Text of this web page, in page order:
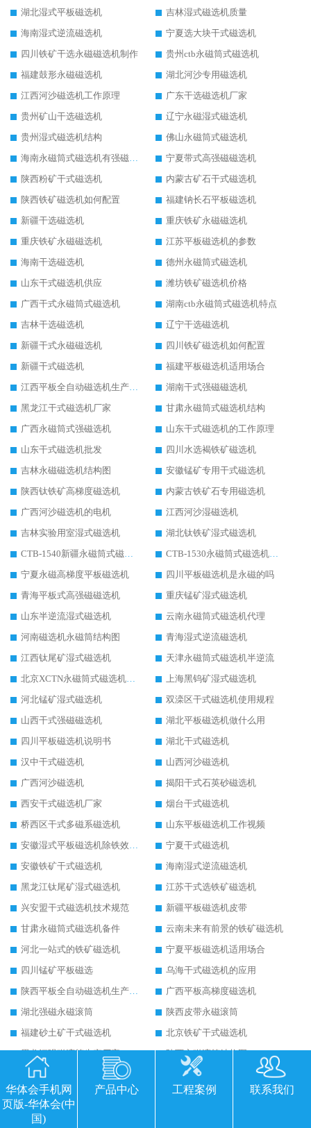
湖北湿式平板磁选机
吉林湿式磁选机质量
海南湿式逆流磁选机
宁夏选大块干式磁选机
四川铁矿干选永磁磁选机制作
贵州ctb永磁筒式磁选机
福建鼓形永磁磁选机
湖北河沙专用磁选机
江西河沙磁选机工作原理
广东干选磁选机厂家
贵州矿山干选磁选机
辽宁永磁湿式磁选机
贵州湿式磁选机结构
佛山永磁筒式磁选机
海南永磁筒式磁选机有强磁的吗
宁夏带式高强磁磁选机
陕西粉矿干式磁选机
内蒙古矿石干式磁选机
陕西铁矿磁选机如何配置
福建钠长石平板磁选机
新疆干选磁选机
重庆铁矿永磁磁选机
重庆铁矿永磁磁选机
江苏平板磁选机的参数
海南干选磁选机
德州永磁筒式磁选机
山东干式磁选机供应
潍坊铁矿磁选机价格
广西干式永磁筒式磁选机
湖南ctb永磁筒式磁选机特点
吉林干选磁选机
辽宁干选磁选机
新疆干式永磁磁选机
四川铁矿磁选机如何配置
新疆干式磁选机
福建平板磁选机适用场合
江西平板全自动磁选机生产厂家
湖南干式强磁磁选机
黑龙江干式磁选机厂家
甘肃永磁筒式磁选机结构
广西永磁筒式强磁选机
山东干式磁选机的工作原理
山东干式磁选机批发
四川水选褐铁矿磁选机
吉林永磁磁选机结构图
安徽锰矿专用干式磁选机
陕西钛铁矿高梯度磁选机
内蒙古铁矿石专用磁选机
广西河沙磁选机的电机
江西河沙湿磁选机
吉林实验用室湿式磁选机
湖北钛铁矿湿式磁选机
CTB-1540新疆永磁筒式磁选机
CTB-1530永磁筒式磁选机代理商
宁夏永磁高梯度平板磁选机
四川平板磁选机是永磁的吗
青海平板式高强磁磁选机
重庆锰矿湿式磁选机
山东半逆流湿式磁选机
云南永磁筒式磁选机代理
河南磁选机永磁筒结构图
青海湿式逆流磁选机
江西钛尾矿湿式磁选机
天津永磁筒式磁选机半逆流
北京XCTN永磁筒式磁选机磁块位置
上海黑钨矿湿式磁选机
河北锰矿湿式磁选机
双滦区干式磁选机使用规程
山西干式强磁磁选机
湖北平板磁选机做什么用
四川平板磁选机说明书
湖北干式磁选机
汉中干式磁选机
山西河沙磁选机
广西河沙磁选机
揭阳干式石英砂磁选机
西安干式磁选机厂家
烟台干式磁选机
桥西区干式多磁系磁选机
山东平板磁选机工作视频
安徽湿式平板磁选机除铁效果怎么样
宁夏干式磁选机
安徽铁矿干式磁选机
海南湿式逆流磁选机
黑龙江钛尾矿湿式磁选机
江苏干式选铁矿磁选机
兴安盟干式磁选机技术规范
新疆平板磁选机皮带
甘肃永磁筒式磁选机备件
云南未来有前景的铁矿磁选机
河北一站式的铁矿磁选机
宁夏平板磁选机适用场合
四川锰矿平板磁选
乌海干式磁选机的应用
陕西平板全自动磁选机生产厂家
广西平板高梯度磁选机
湖北强磁永磁滚筒
陕西皮带永磁滚筒
福建砂土矿干式磁选机
北京铁矿干式磁选机
黑龙江强磁滚筒生产厂家
陕西永磁滚筒结构图
克拉玛依永磁筒式磁选机主要技术参数
运城永磁筒式磁选机应用
河源精选钨精矿干式磁选机
江苏铁矿干式磁选机
朔州铁矿永磁筒式磁选机
华体会手机网
页版-华体会(中
国)
产品中心 工程案例 联系我们